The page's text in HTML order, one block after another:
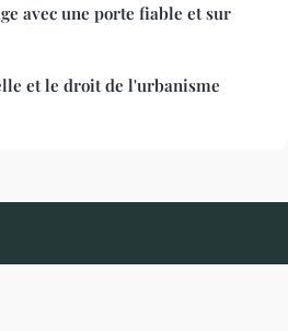
avec une porte fiable et sur
et le droit de l'urbanisme